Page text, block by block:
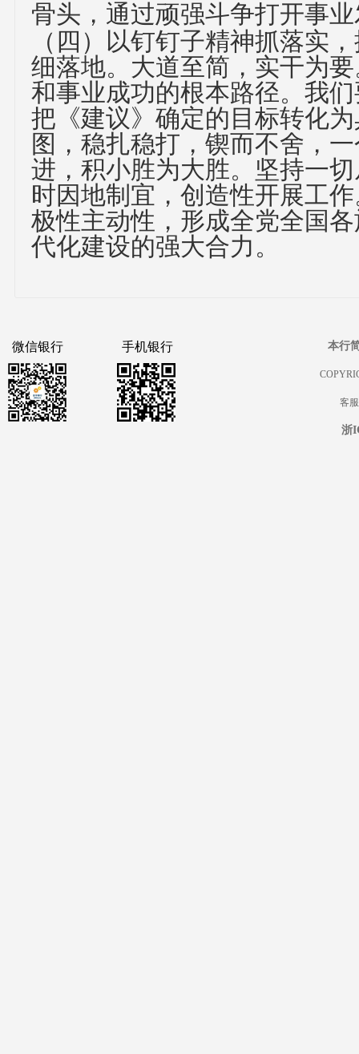
骨头，通过顽强斗争打开事
（四） 以钉钉子精神抓落实
细落地。 大道至简，实干为
和事业成功的根本路径。我
把《建议》确定的目标转化
图，稳扎稳打，锲而不舍，
进，积小胜为大胜。坚持一
时因地制宜，创造性开展工
极性主动性，形成全党全国
代化建设的强大合力。
微信银行 手机银行 本行
客
浙